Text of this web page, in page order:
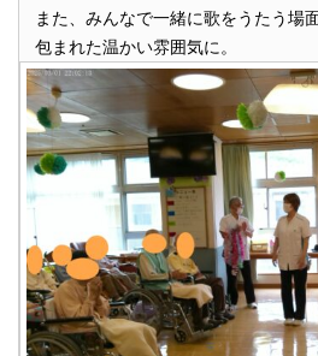
また、みんなで一緒に歌をうたう場
包まれた温かい雰囲気に。